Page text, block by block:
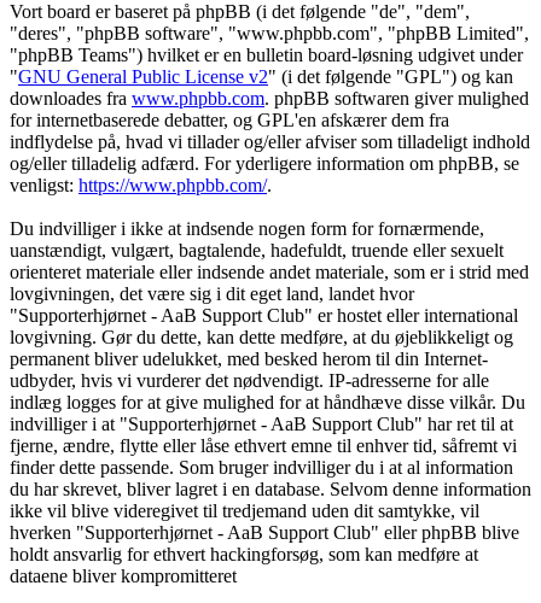
Vort board er baseret på phpBB (i det følgende "de", "dem",
"deres", "phpBB software", "www.phpbb.com", "phpBB Limited",
"phpBB Teams") hvilket er en bulletin board-løsning udgivet under
"GNU General Public License v2" (i det følgende "GPL") og kan
downloades fra www.phpbb.com. phpBB softwaren giver mulighed
for internetbaserede debatter, og GPL'en afskærer dem fra
indflydelse på, hvad vi tillader og/eller afviser som tilladeligt indhold
og/eller tilladelig adfærd. For yderligere information om phpBB, se
venligst: https://www.phpbb.com/.
Du indvilliger i ikke at indsende nogen form for fornærmende,
uanstændigt, vulgært, bagtalende, hadefuldt, truende eller sexuelt
orienteret materiale eller indsende andet materiale, som er i strid med
lovgivningen, det være sig i dit eget land, landet hvor
"Supporterhjørnet - AaB Support Club" er hostet eller international
lovgivning. Gør du dette, kan dette medføre, at du øjeblikkeligt og
permanent bliver udelukket, med besked herom til din Internet-
udbyder, hvis vi vurderer det nødvendigt. IP-adresserne for alle
indlæg logges for at give mulighed for at håndhæve disse vilkår. Du
indvilliger i at "Supporterhjørnet - AaB Support Club" har ret til at
fjerne, ændre, flytte eller låse ethvert emne til enhver tid, såfremt vi
finder dette passende. Som bruger indvilliger du i at al information
du har skrevet, bliver lagret i en database. Selvom denne information
ikke vil blive videregivet til tredjemand uden dit samtykke, vil
hverken "Supporterhjørnet - AaB Support Club" eller phpBB blive
holdt ansvarlig for ethvert hackingforsøg, som kan medføre at
dataene bliver kompromitteret